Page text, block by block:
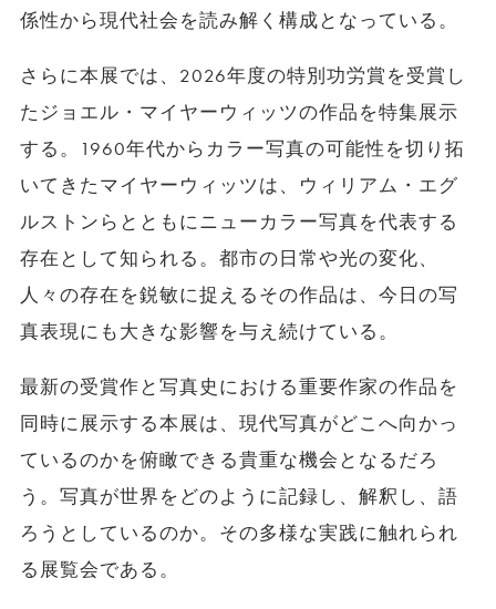
係性から現代社会を読み解く構成となっている。
さらに本展では、2026年度の特別功労賞を受賞し
たジョエル・マイヤーウィッツの作品を特集展示
する。1960年代からカラー写真の可能性を切り拓
いてきたマイヤーウィッツは、ウィリアム・エグ
ルストンらとともにニューカラー写真を代表する
存在として知られる。都市の日常や光の変化、
人々の存在を鋭敏に捉えるその作品は、今日の写
真表現にも大きな影響を与え続けている。
最新の受賞作と写真史における重要作家の作品を
同時に展示する本展は、現代写真がどこへ向かっ
ているのかを俯瞰できる貴重な機会となるだろ
う。写真が世界をどのように記録し、解釈し、語
ろうとしているのか。その多様な実践に触れられ
る展覧会である。